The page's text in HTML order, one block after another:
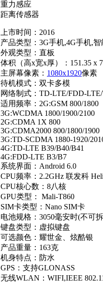
重力感应
距离传感器
上市时间： 2016
产品类型： 3G手机,4G手机,
外观类型： 直板
体积（高x宽x厚）： 151.35 x
主屏幕像素： 1080x1920像素
待机模式： 双卡多模
网络制式： TD-LTE/FDD-
适用频率： 2G:GSM 800/1800
3G:WCDMA 1800/1900/2100
2G:CDMA 1X 800
3G:CDMA2000 800/1800/1900
3G:TD-SCDMA 1880-1920/
4G:TD-LTE B39/B40/B41
4G:FDD-LTE B3/B7
系统界面： Android 6.0
CPU频率： 2.2GHz 联发科
CPU核心数： 8八核
GPU类型：
Mali-T860
SIM卡类型： Nano SIM卡
电池规格： 3050毫安时(不可
键盘类型： 虚拟键盘
可选颜色： 耀世金、炫酷银
产品重量： 163克
机身特点： 防水
GPS： 支持GLONASS
无线WLAN： WIFI,IEEE